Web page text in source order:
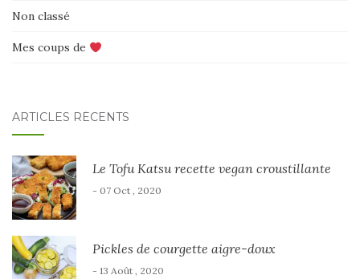
Non classé
Mes coups de
ARTICLES RÉCENTS
Le Tofu Katsu recette vegan croustillante
- 07 Oct , 2020
Pickles de courgette aigre-doux
- 13 Août , 2020